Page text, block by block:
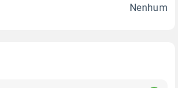
Nenhum